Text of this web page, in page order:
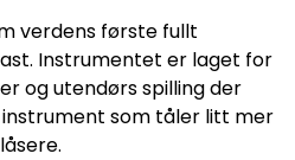
verdens første fullt
Instrumentet er laget for
og utendørs spilling der
som tåler litt mer